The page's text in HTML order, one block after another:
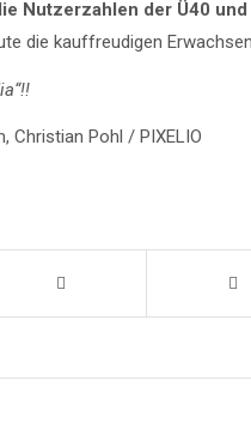
Nutzerzahlen der Ü40
die kauffreudigen
Christian Pohl / PIXELIO